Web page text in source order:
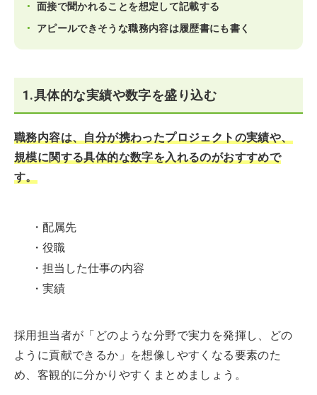
面接で聞かれることを想定して記載する
アピールできそうな職務内容は履歴書にも書く
1.具体的な実績や数字を盛り込む
職務内容は、自分が携わったプロジェクトの実績や、
規模に関する具体的な数字を入れるのがおすすめで
す。
・配属先
・役職
・担当した仕事の内容
・実績
採用担当者が「どのような分野で実力を発揮し、どの
ように貢献できるか」を想像しやすくなる要素のた
め、客観的に分かりやすくまとめましょう。